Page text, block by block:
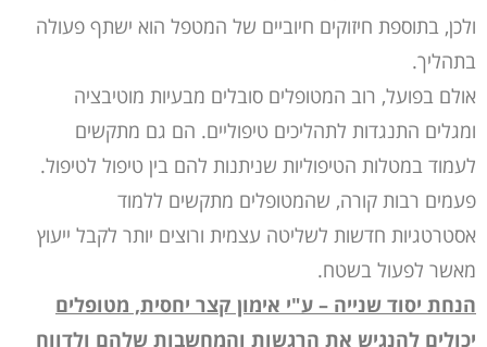
ולכן, בתוספת חיזוקים חיוביים של המטפל הוא ישתף פעולה
בתהליך.
אולם בפועל, רוב המטופלים סובלים מבעיות מוטיבציה
ומגלים התנגדות לתהליכים טיפוליים. הם גם מתקשים
לעמוד במטלות הטיפוליות שניתנות להם בין טיפול לטיפול.
פעמים רבות קורה, שהמטופלים מתקשים ללמוד
אסטרטגיות חדשות לשליטה עצמית ורוצים יותר לקבל ייעוץ
מאשר לפעול בשטח.
הנחת יסוד שנייה – ע"י אימון קצר יחסית, מטופלים
יכולים להנגיש את הרגשות והמחשבות שלהם ולדווח